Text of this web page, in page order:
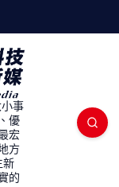
小事
優
宏
方
新
的